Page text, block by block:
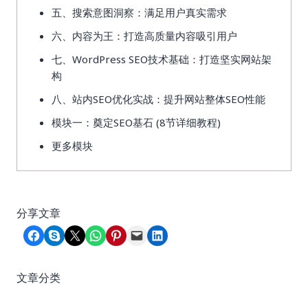
五、搜索意图洞察：满足用户真实需求
六、内容为王：打造高质量内容吸引用户
七、WordPress SEO技术基础：打造坚实网站架
构
八、站内SEO优化实战：提升网站整体SEO性能
模块一：奠定SEO基石 (8节详细教程)
更多模块
分享文章
Share on Facebook
Share on Skype
Share on X Share on WhatsApp
Share on Pinterest
Email this PageShare on LinkedIn
文章分类